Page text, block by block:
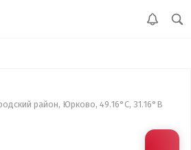
район, Юрково, 49.16°С, 31.16°В